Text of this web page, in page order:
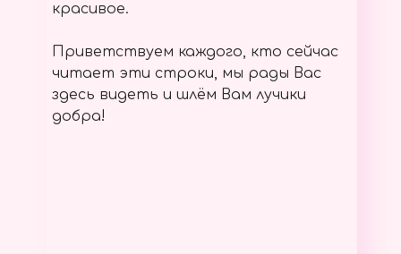
красивое.
Приветствуем каждого, кто сейчас
читает эти строки, мы рады Вас
здесь видеть и шлём Вам лучики
добра!